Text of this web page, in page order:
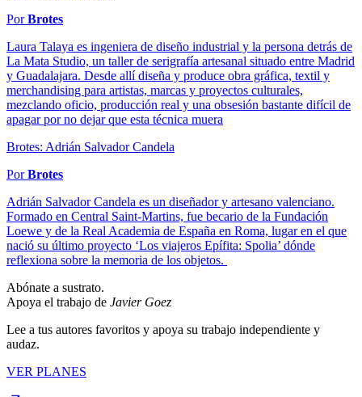
PorBrotes
Laura Talaya es ingeniera de diseño industrial y la persona detrás de
La Mata Studio, un taller de serigrafía artesanal situado entre Madrid
y Guadalajara. Desde allí diseña y produce obra gráfica, textil y
merchandising para artistas, marcas y proyectos culturales,
mezclando oficio, producción real y una obsesión bastante difícil de
apagar por no dejar que esta técnica muera
Brotes: Adrián Salvador Candela
PorBrotes
Adrián Salvador Candela es un diseñador y artesano valenciano.
Formado en Central Saint-Martins, fue becario de la Fundación
Loewe y de la Real Academia de España en Roma, lugar en el que
nació su último proyecto ‘Los viajeros Epífita: Spolia’ dónde
reflexiona sobre la memoria de los objetos.
Abónate a sustrato.
Apoya el trabajo de Javier Goez
Lee a tus autores favoritos y apoya su trabajo independiente y
audaz.
VER PLANES